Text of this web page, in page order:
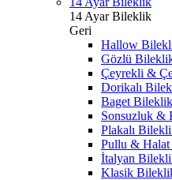
14 Ayar Bileklik
Geri
Hallow
Gözlü
Çeyrekli &
Dorikalı
Baget Bileklik
Sonsuzluk &
Plakalı
Pullu &
İtalyan
Klasik